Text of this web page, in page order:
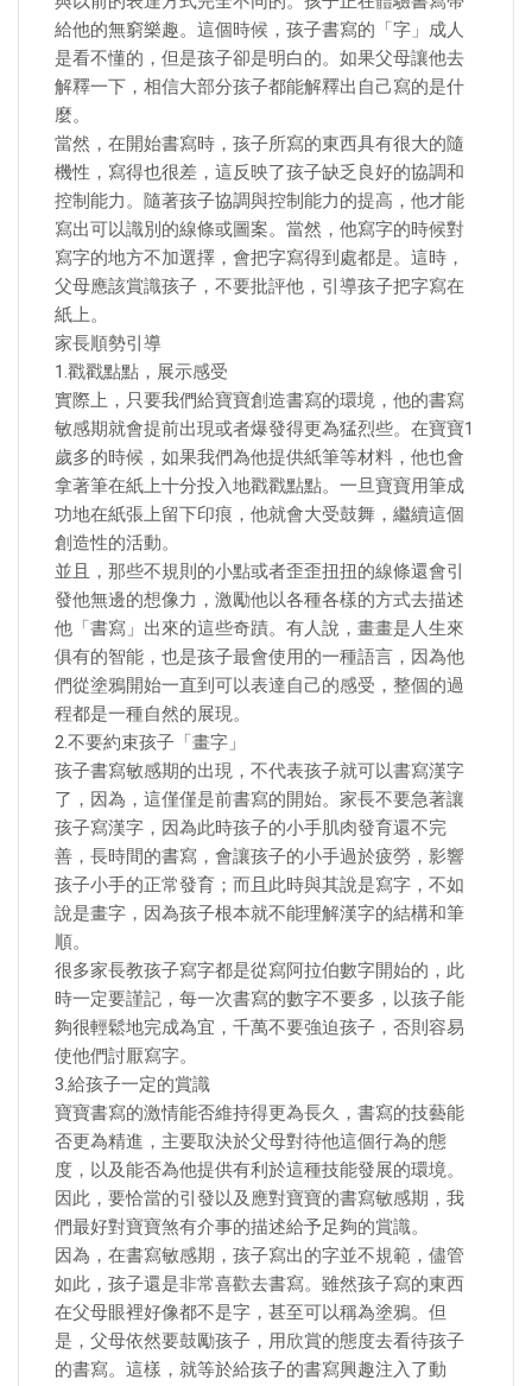
給他的無窮樂趣。這個時候，孩子書寫的「字」成人
是看不懂的，但是孩子卻是明白的。如果父母讓他去
解釋一下，相信大部分孩子都能解釋出自己寫的是什
麼。
當然，在開始書寫時，孩子所寫的東西具有很大的隨
機性，寫得也很差，這反映了孩子缺乏良好的協調和
控制能力。隨著孩子協調與控制能力的提高，他才能
寫出可以識別的線條或圖案。當然，他寫字的時候對
寫字的地方不加選擇，會把字寫得到處都是。這時，
父母應該賞識孩子，不要批評他，引導孩子把字寫在
紙上。
家長順勢引導
1.戳戳點點，展示感受
實際上，只要我們給寶寶創造書寫的環境，他的書寫
敏感期就會提前出現或者爆發得更為猛烈些。在寶寶1
歲多的時候，如果我們為他提供紙筆等材料，他也會
拿著筆在紙上十分投入地戳戳點點。一旦寶寶用筆成
功地在紙張上留下印痕，他就會大受鼓舞，繼續這個
創造性的活動。
並且，那些不規則的小點或者歪歪扭扭的線條還會引
發他無邊的想像力，激勵他以各種各樣的方式去描述
他「書寫」出來的這些奇蹟。有人說，畫畫是人生來
俱有的智能，也是孩子最會使用的一種語言，因為他
們從塗鴉開始一直到可以表達自己的感受，整個的過
程都是一種自然的展現。
2.不要約束孩子「畫字」
孩子書寫敏感期的出現，不代表孩子就可以書寫漢字
了，因為，這僅僅是前書寫的開始。家長不要急著讓
孩子寫漢字，因為此時孩子的小手肌肉發育還不完
善，長時間的書寫，會讓孩子的小手過於疲勞，影響
孩子小手的正常發育；而且此時與其說是寫字，不如
說是畫字，因為孩子根本就不能理解漢字的結構和筆
順。
很多家長教孩子寫字都是從寫阿拉伯數字開始的，此
時一定要謹記，每一次書寫的數字不要多，以孩子能
夠很輕鬆地完成為宜，千萬不要強迫孩子，否則容易
使他們討厭寫字。
3.給孩子一定的賞識
寶寶書寫的激情能否維持得更為長久，書寫的技藝能
否更為精進，主要取決於父母對待他這個行為的態
度，以及能否為他提供有利於這種技能發展的環境。
因此，要恰當的引發以及應對寶寶的書寫敏感期，我
們最好對寶寶煞有介事的描述給予足夠的賞識。
因為，在書寫敏感期，孩子寫出的字並不規範，儘管
如此，孩子還是非常喜歡去書寫。雖然孩子寫的東西
在父母眼裡好像都不是字，甚至可以稱為塗鴉。但
是，父母依然要鼓勵孩子，用欣賞的態度去看待孩子
的書寫。這樣，就等於給孩子的書寫興趣注入了動